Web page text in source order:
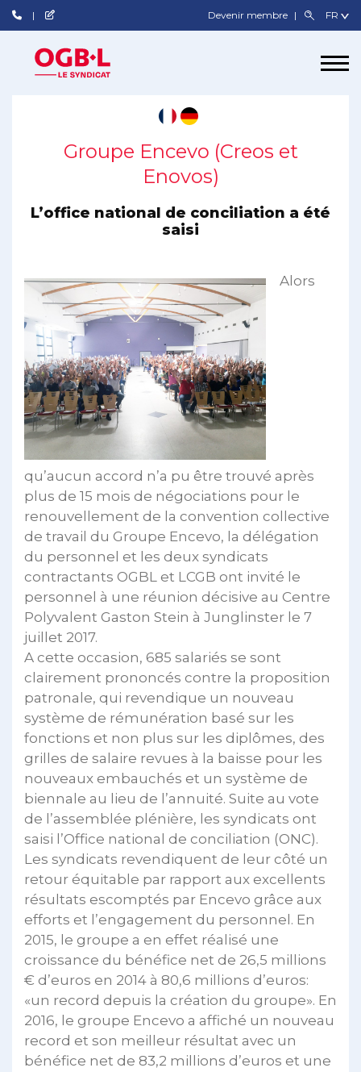
Devenir membre
Groupe Encevo (Creos et
Enovos)
L’office national de conciliation a été
saisi
Alors
qu’aucun accord n’a pu être trouvé après
plus de 15 mois de négociations pour le
renouvellement de la convention collective
de travail du Groupe Encevo, la délégation
du personnel et les deux syndicats
contractants OGBL et LCGB ont invité le
personnel à une réunion décisive au Centre
Polyvalent Gaston Stein à Junglinster le 7
juillet 2017.
A cette occasion, 685 salariés se sont
clairement prononcés contre la proposition
patronale, qui revendique un nouveau
système de rémunération basé sur les
fonctions et non plus sur les diplômes, des
grilles de salaire revues à la baisse pour les
nouveaux embauchés et un système de
biennale au lieu de l’annuité. Suite au vote
de l’assemblée plénière, les syndicats ont
saisi l’Office national de conciliation (ONC).
Les syndicats revendiquent de leur côté un
retour équitable par rapport aux excellents
résultats escomptés par Encevo grâce aux
efforts et l’engagement du personnel. En
2015, le groupe a en effet réalisé une
croissance du bénéfice net de 26,5 millions
€ d’euros en 2014 à 80,6 millions d’euros:
«un record depuis la création du groupe». En
2016, le groupe Encevo a affiché un nouveau
record et son meilleur résultat avec un
bénéfice net de 83,2 millions d’euros et une